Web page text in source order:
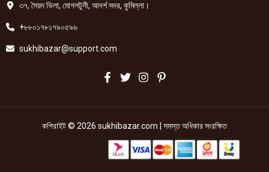
৩৭, সৈয়দ ভিলা, মোগলটুলী, আদর্শ সদর, কুমিল্লা।
+৮৮০১৭৮১৭৯০৫৯৬
sukhibazar@support.com
কপিরাইট © 2026 sukhibazar.com | সমস্ত অধিকার সংরক্ষিত